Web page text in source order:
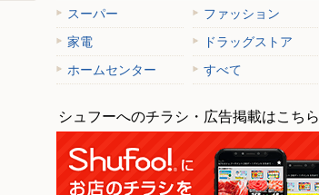
スーパー
ファッション
家電
ドラッグストア
ホームセンター
すべて
シュフーへのチラシ・広告掲載はこちら